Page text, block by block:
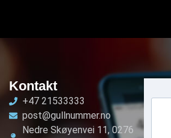
Kontakt
+47 21533333
post@gullnummer.no
Nedre Skøyenvei 11, 0276